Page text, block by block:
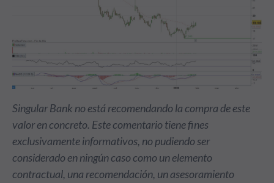
Singular Bank no está recomendando la compra de este
valor en concreto. Este comentario tiene fines
exclusivamente informativos, no pudiendo ser
considerado en ningún caso como un elemento
contractual, una recomendación, un asesoramiento